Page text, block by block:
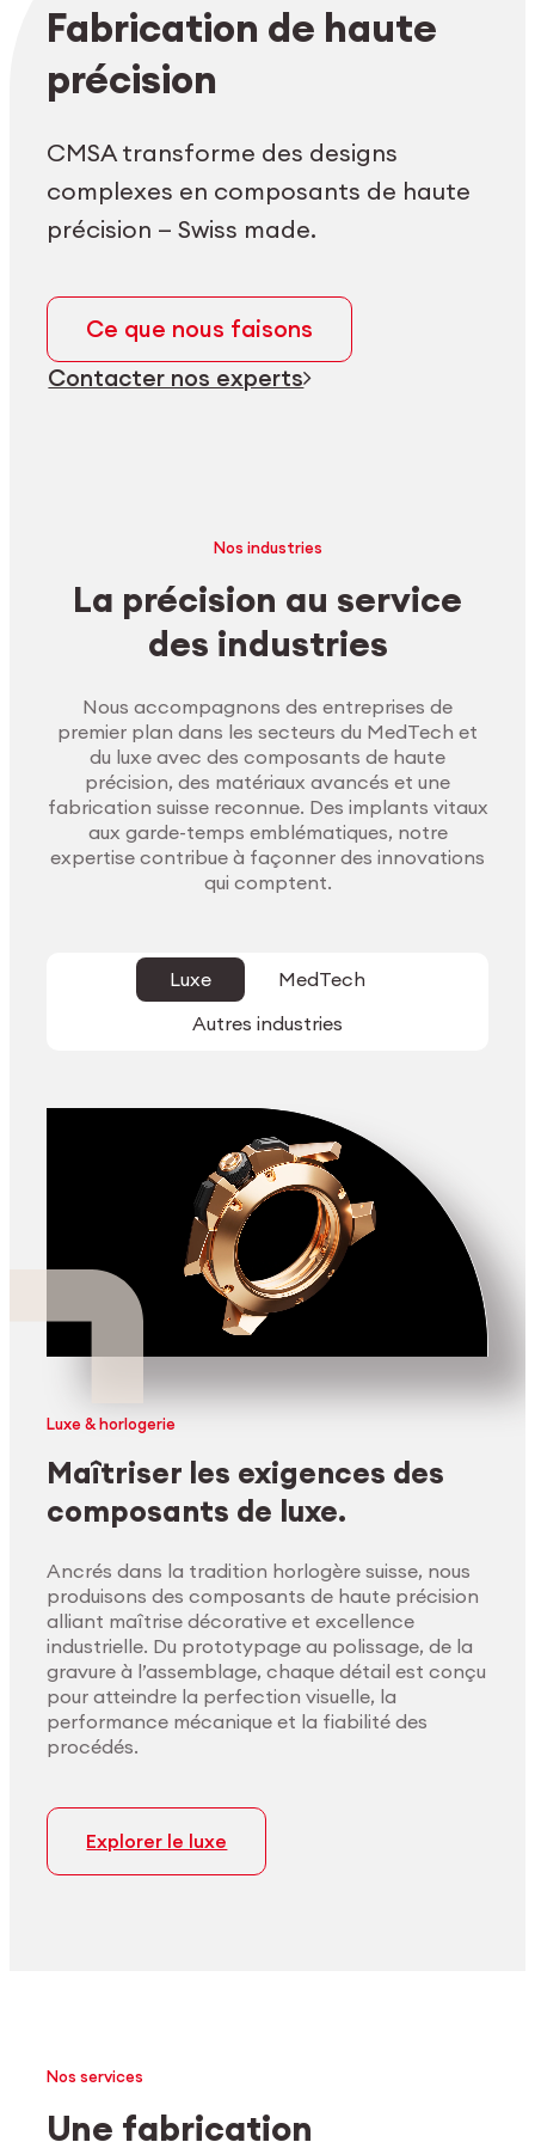
Fabrication de haute
précision
CMSA transforme des designs
complexes en composants de haute
précision — Swiss made.
Ce que nous faisons
Contacter nos experts
Nos industries
La précision au service
des industries
Nous accompagnons des entreprises de
premier plan dans les secteurs du MedTech et
du luxe avec des composants de haute
précision, des matériaux avancés et une
fabrication suisse reconnue. Des implants vitaux
aux garde-temps emblématiques, notre
expertise contribue à façonner des innovations
qui comptent.
Luxe
MedTech
Autres industries
Luxe & horlogerie
Maîtriser les exigences des
composants de luxe.
Ancrés dans la tradition horlogère suisse, nous
produisons des composants de haute précision
alliant maîtrise décorative et excellence
industrielle. Du prototypage au polissage, de la
gravure à l’assemblage, chaque détail est conçu
pour atteindre la perfection visuelle, la
performance mécanique et la fiabilité des
procédés.
Explorer le luxe
Nos services
Une fabrication